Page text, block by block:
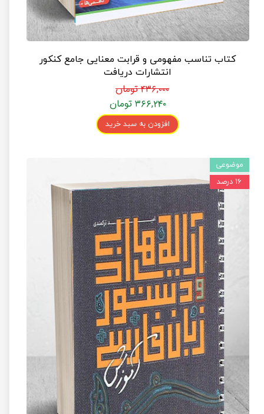
کتاب تناسب مفهومی و قرابت معنایی جامع کنکور
انتشارات دریافت
۴۳۶,۰۰۰ تومان
۳۶۶,۲۴۰ تومان
افزودن به سبد خرید
موضوعی
۱۶ درصد